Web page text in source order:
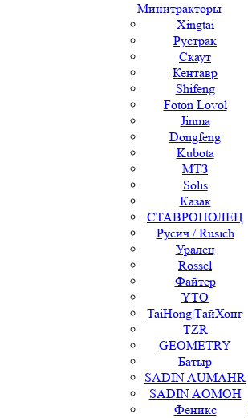
Минитракторы
Xingtai
Рустрак
Скаут
Кентавр
Shifeng
Foton Lovol
Jinma
Dongfeng
Kubota
МТЗ
Solis
Казак
СТАВРОПОЛЕЦ
Русич / Rusich
Уралец
Rossel
Файтер
YTO
TaiHong|ТайХонг
TZR
GEOMETRY
Батыр
SADIN AUMAHR
SADIN AOMOH
Феникс